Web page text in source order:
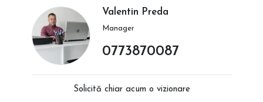
Valentin Preda
Manager
0773870087
Solicită chiar acum o vizionare